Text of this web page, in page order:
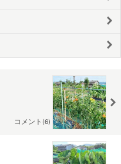
コメント(6)